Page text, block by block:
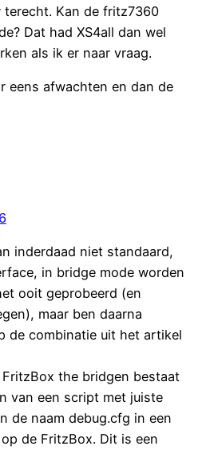
terecht. Kan de fritz7360
Dat had XS4all dan wel
als ik er naar vraag.
eens afwachten en dan de
inderdaad niet standaard,
in bridge mode worden
ooit geprobeerd (en
maar ben daarna
de combinatie uit het artikel
the bridgen bestaat
van een script met juiste
de naam debug.cfg in een
de FritzBox. Dit is een